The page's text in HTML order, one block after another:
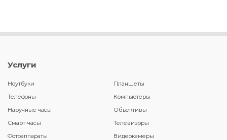
Услуги
Ноутбуки
Планшеты
Телефоны
Компьютеры
Наручные часы
Объективы
Смарт-часы
Телевизоры
Фотоаппараты
Видеокамеры